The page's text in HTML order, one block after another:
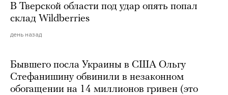
В Тверской области под удар опять попал
склад Wildberries
день назад
Бывшего посла Украины в США Ольгу
Стефанишину обвинили в незаконном
обогащении на 14 миллионов гривен (это